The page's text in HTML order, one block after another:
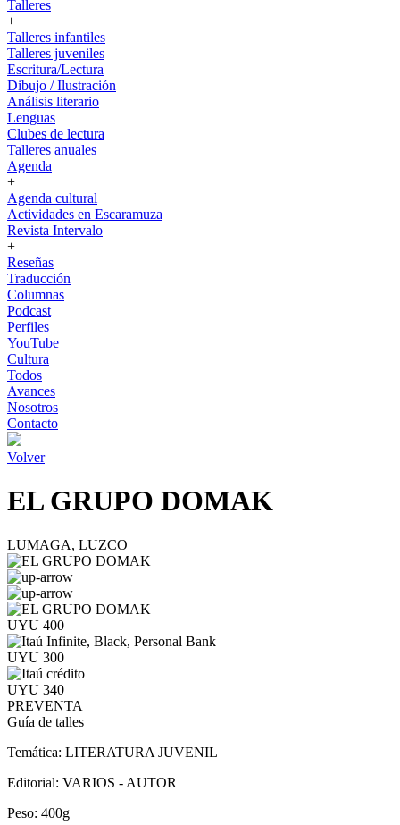
Talleres
+
Talleres infantiles
Talleres juveniles
Escritura/Lectura
Dibujo / Ilustración
Análisis literario
Lenguas
Clubes de lectura
Talleres anuales
Agenda
+
Agenda cultural
Actividades en Escaramuza
Revista Intervalo
+
Reseñas
Traducción
Columnas
Podcast
Perfiles
YouTube
Cultura
Todos
Avances
Nosotros
Contacto
Volver
EL GRUPO DOMAK
LUMAGA, LUZCO
UYU 400
UYU 300
UYU 340
PREVENTA
Guía de talles
Temática: LITERATURA JUVENIL
Editorial: VARIOS - AUTOR
Peso: 400g